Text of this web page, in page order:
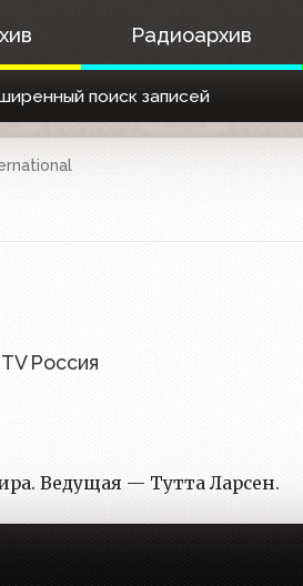
Радиоархив
поиск записей
Россия
Ведущая — Тутта Ларсен.